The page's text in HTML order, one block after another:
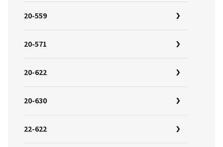
20-559
20-571
20-622
20-630
22-622